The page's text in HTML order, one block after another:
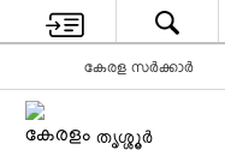
കേരള സർക്കാർ
ത‍ൃശ്ശ‍ൂർ